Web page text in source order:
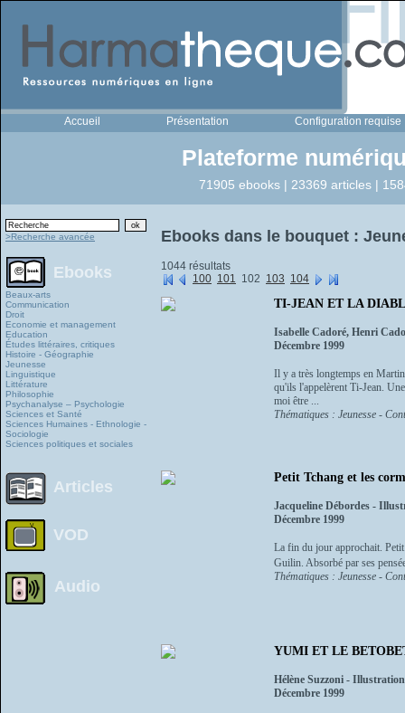
Accueil Présentation Configuration requise
Plateforme
71905 ebooks | 23369 articles |
>Recherche avancée
Ebooks
Beaux-arts
Communication
Droit
Economie et management
Education
Études littéraires, critiques
Histoire - Géographie
Jeunesse
Linguistique
Littérature
Philosophie
Psychanalyse – Psychologie
Sciences et Santé
Sciences Humaines - Ethnologie -
Sociologie
Sciences politiques et sociales
Articles
VOD
Audio
Ebooks dans le bouquet :
1044 résultats
100 101 102 103 104
TI-JEAN ET LA
Isabelle Cadoré, Henri
Décembre 1999
Il y a très longtemps en
qu'ils l'appelèrent Ti-Jean.
moi être ...
Thématiques : Jeunesse -
Petit Tchang et les
Jacqueline Débordes -
Décembre 1999
La fin du jour approchait. Petit
Guilin. Absorbé par ses
Thématiques : Jeunesse -
YUMI ET LE
Hélène Suzzoni -
Décembre 1999